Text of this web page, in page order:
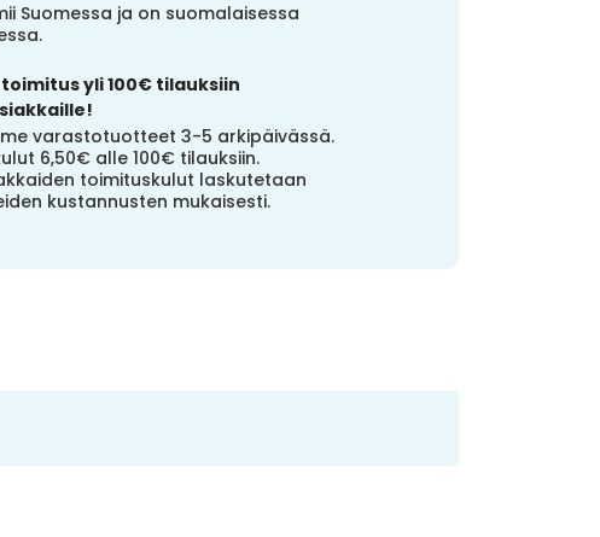
Suomessa ja on suomalaisessa
yli 100€ tilauksiin
varastotuotteet 3-5 arkipäivässä.
6,50€ alle 100€ tilauksiin.
toimituskulut laskutetaan
kustannusten mukaisesti.